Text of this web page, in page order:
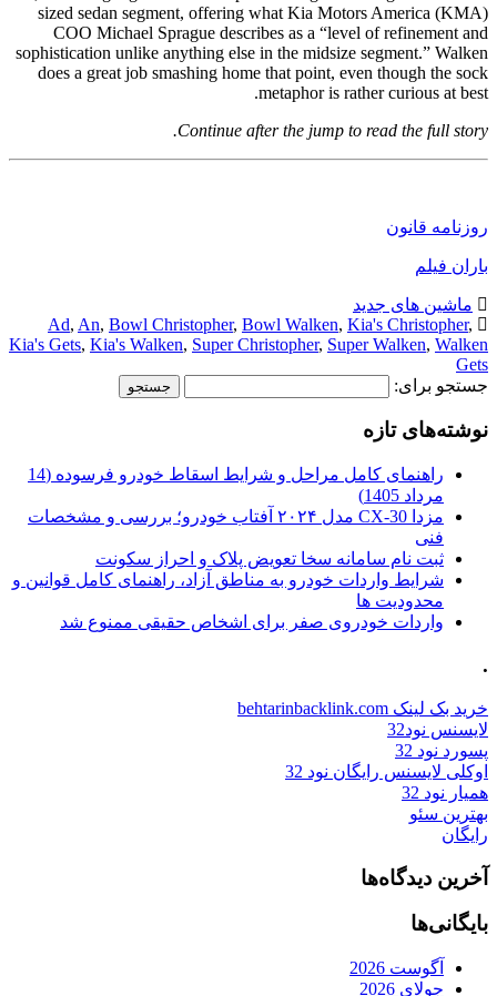
sized sedan segment, offering what Kia Motors America (KMA)
COO Michael Sprague describes as a “level of refinement and
sophistication unlike anything else in the midsize segment.” Walken
does a great job smashing home that point, even though the sock
metaphor is rather curious at best.
Continue after the jump to read the full story.
روزنامه قانون
باران فیلم
ماشین های جدید
Ad, An, Bowl Christopher, Bowl Walken, Kia's Christopher,
Kia's Gets, Kia's Walken, Super Christopher, Super Walken, Walken
Gets
جستجو برای:
نوشته‌های تازه
راهنمای کامل مراحل و شرایط اسقاط خودرو فرسوده (14
مرداد 1405)
مزدا CX-30 مدل ۲۰۲۴ آفتاب خودرو؛ بررسی و مشخصات
فنی
ثبت نام سامانه سخا تعویض پلاک و احراز سکونت
شرایط واردات خودرو به مناطق آزاد، راهنمای کامل قوانین و
محدودیت ها
واردات خودروی صفر برای اشخاص حقیقی ممنوع شد
.
خرید بک لینک behtarinbacklink.com
لایسنس نود32
پسورد نود 32
اوکلی لایسنس رایگان نود 32
همیار نود 32
بهترین سئو
رایگان
آخرین دیدگاه‌ها
بایگانی‌ها
آگوست 2026
جولای 2026